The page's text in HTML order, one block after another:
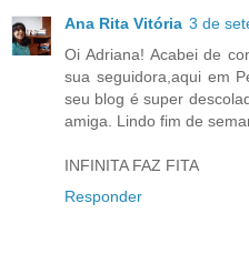
Ana Rita Vitória 3 de
Oi Adriana! Acabei de
sua seguidora,aqui em
seu blog é super
amiga. Lindo fim de
INFINITA FAZ FITA
Responder